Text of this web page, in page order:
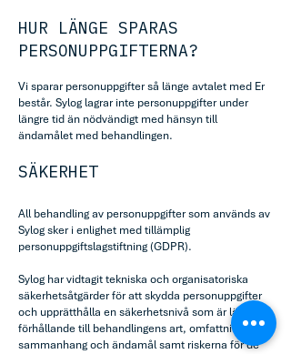
HUR LÄNGE SPARAS
PERSONUPPGIFTERNA?
Vi sparar personuppgifter så länge avtalet med Er
består. Sylog lagrar inte personuppgifter under
längre tid än nödvändigt med hänsyn till
ändamålet med behandlingen.
SÄKERHET
All behandling av personuppgifter som används av
Sylog sker i enlighet med tillämplig
personuppgiftslagstiftning (GDPR).
Sylog har vidtagit tekniska och organisatoriska
säkerhetsåtgärder för att skydda personuppgifter
och upprätthålla en säkerhetsnivå som är lämplig i
förhållande till behandlingens art, omfattning,
sammanhang och ändamål samt riskerna för de